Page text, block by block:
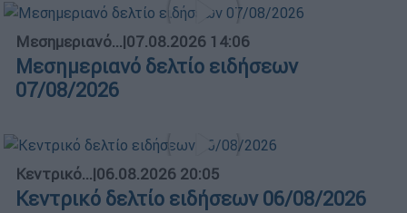
Μεσημεριανό...|07.08.2026 14:06
Μεσημεριανό δελτίο ειδήσεων
07/08/2026
Κεντρικό...|06.08.2026 20:05
Κεντρικό δελτίο ειδήσεων 06/08/2026